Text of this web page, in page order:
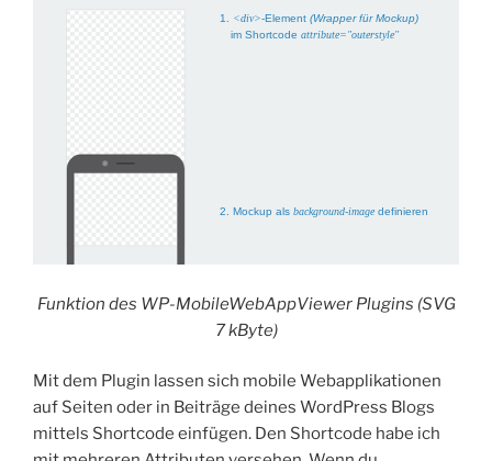
Funktion des WP-MobileWebAppViewer Plugins (SVG
7 kByte)
Mit dem Plugin lassen sich mobile Webapplikationen
auf Seiten oder in Beiträge deines WordPress Blogs
mittels Shortcode einfügen. Den Shortcode habe ich